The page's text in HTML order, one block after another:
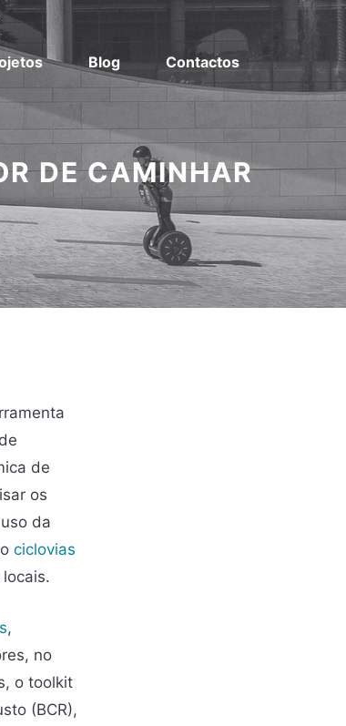
Blog Contactos
DE CAMINHAR
de
os
da
ciclovias
,
no
o toolkit
(BCR),